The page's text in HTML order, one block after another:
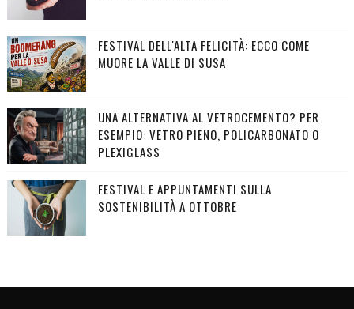
FESTIVAL DELL'ALTA FELICITÀ: ECCO COME
MUORE LA VALLE DI SUSA
UNA ALTERNATIVA AL VETROCEMENTO? PER
ESEMPIO: VETRO PIENO, POLICARBONATO O
PLEXIGLASS
FESTIVAL E APPUNTAMENTI SULLA
SOSTENIBILITÀ A OTTOBRE